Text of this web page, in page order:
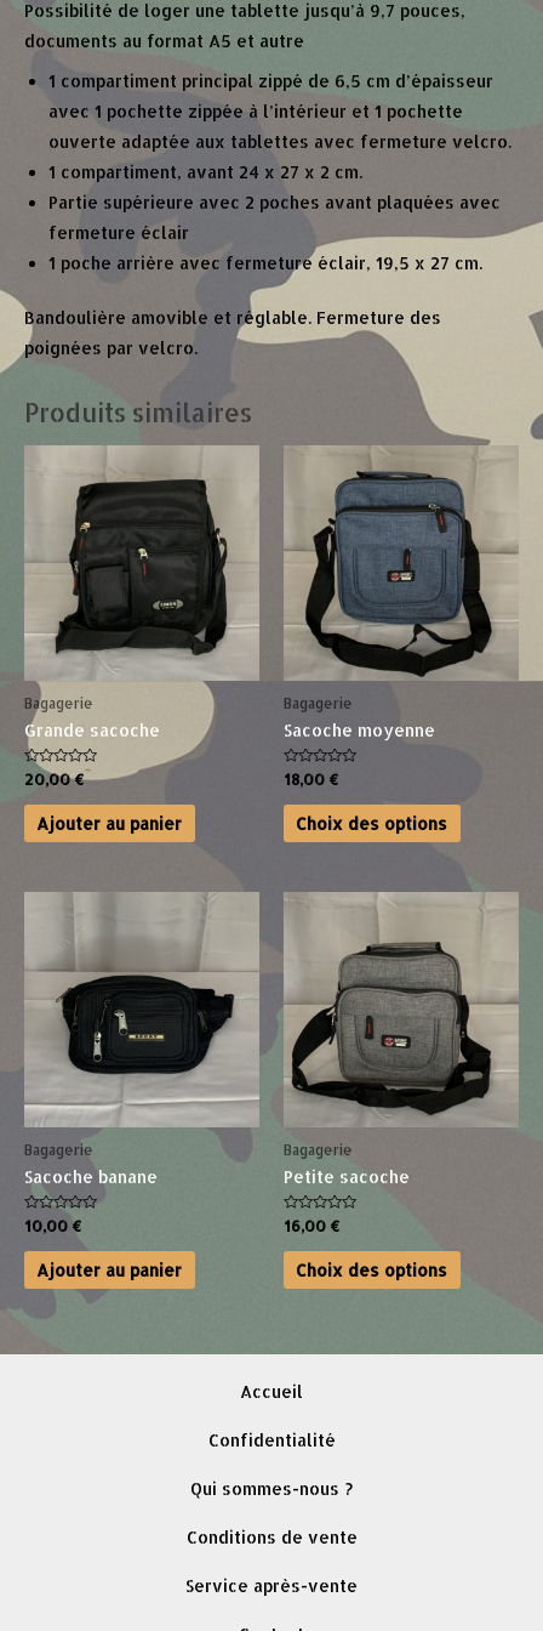
Possibilité de loger une tablette jusqu’à 9,7 pouces,
documents au format A5 et autre
1 compartiment principal zippé de 6,5 cm d’épaisseur
avec 1 pochette zippée à l’intérieur et 1 pochette
ouverte adaptée aux tablettes avec fermeture velcro.
1 compartiment, avant 24 x 27 x 2 cm.
Partie supérieure avec 2 poches avant plaquées avec
fermeture éclair
1 poche arrière avec fermeture éclair, 19,5 x 27 cm.
Bandoulière amovible et réglable. Fermeture des
poignées par velcro.
Produits similaires
Bagagerie
Grande sacoche
Note
0
sur
20,00€
Ajouter au panier
Bagagerie
Sacoche moyenne
Note
0
sur
18,00 €
Choix des options
Ce
produit
Les
options
peuvent
être
choisies
sur
Bagagerie
Sacoche banane
Note
0
sur
10,00 €
Ajouter au panier
Bagagerie
Petite sacoche
Note
0
sur
16,00 €
Choix des options
Ce
produit
Accueil
Confidentialité
Qui sommes-nous ?
Conditions de vente
Service après-vente